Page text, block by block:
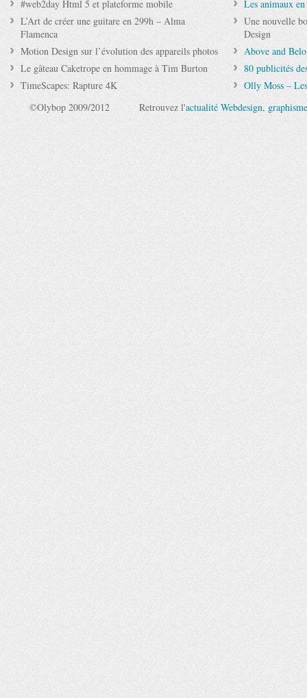
#web2day Html 5 et plateforme mobile
L’Art de créer une guitare en 299h – Alma
Flamenca
Motion Design sur l’évolution des appareils photos
Le gâteau Caketrope en hommage à Tim Burton
TimeScapes: Rapture 4K
Les animaux
Une nouvelle
Design
Above and
80 publicités
Olly Moss –
©Olybop 2009/2012
Retrouvez l'actualité Webdesign, graphisme